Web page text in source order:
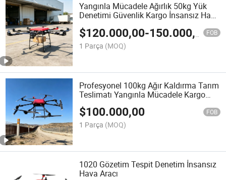
Yangınla Mücadele Ağırlık 50kg Yük
Denetimi Güvenlik Kargo İnsansız Hava
$120.000,00-150.000,00 FOB
1 Parça (MOQ)
Profesyonel 100kg Ağır Kaldırma Tarım
Teslimatı Yangınla Mücadele Kargo
İnsansız Hava Aracı
$100.000,00 FOB
1 Parça (MOQ)
1020 Gözetim Tespit Denetim İnsansız
Hava Aracı